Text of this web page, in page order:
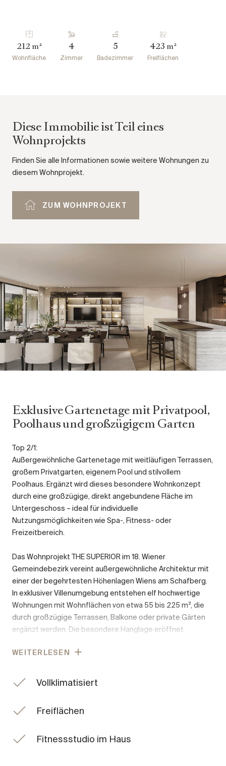
212 m²
Wohnfläche
4
Zimmer
5
Badezimmer
423 m²
Freiflächen
Diese Immobilie ist Teil eines
Wohnprojekts
Finden Sie alle Informationen sowie weitere Wohnungen zu
diesem Wohnprojekt.
ZUM WOHNPROJEKT
Exklusive Gartenetage mit Privatpool,
Poolhaus und großzügigem Garten
Top 2/1:
Außergewöhnliche Gartenetage mit weitläufigen Terrassen,
großem Privatgarten, eigenem Pool und stilvollem
Poolhaus. Ergänzt wird dieses besondere Wohnkonzept
durch eine großzügige, direkt angebundene Fläche im
Untergeschoss – ideal für individuelle
Nutzungsmöglichkeiten wie Spa-, Fitness- oder
Freizeitbereich.
Das Wohnprojekt THE SUPERIOR im 18. Wiener
Gemeindebezirk vereint außergewöhnliche Architektur mit
einer der begehrtesten Höhenlagen Wiens am Schafberg.
In exklusiver Villenumgebung entstehen elf hochwertige
Wohnungen mit Wohnflächen von etwa 55 bis 225 m², die
durch großzügige Terrassen, Balkone oder private Gärten
ergänzt werden. Die besondere Hanglage eröffnet
umliegende Hügellandschaft und schafft eine
Wiens.
Räume und verbinden Innen und Außen auf elegante Weise.
Feinsteinzeug und sorgfältig ausgewählte
WEITERLESEN
Vollklimatisiert
Freiflächen
Fitnessstudio im Haus